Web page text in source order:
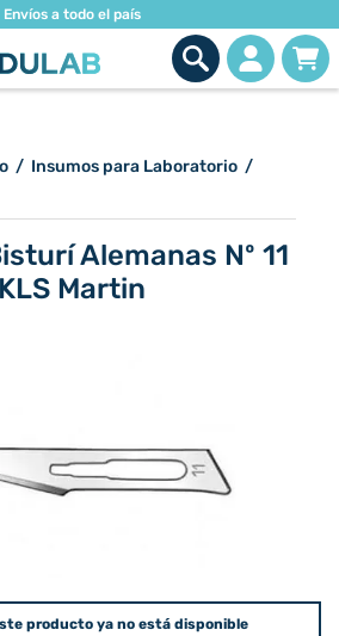
Envíos a todo el país
/ Insumos para Laboratorio /
Alemanas Nº 11
KLS Martin
producto ya no está disponible